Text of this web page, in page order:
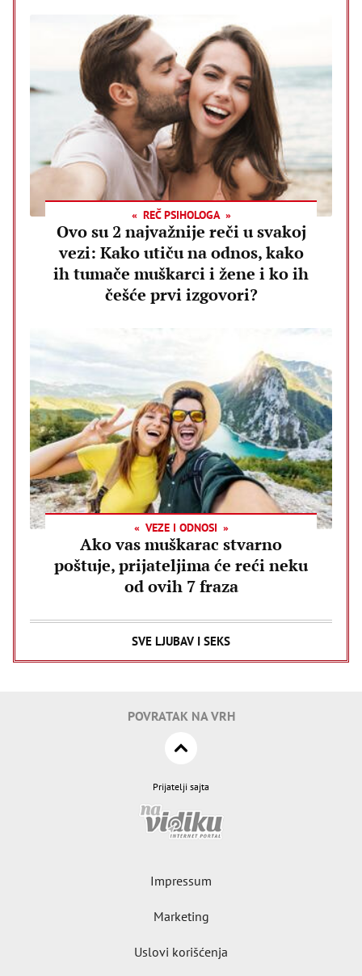
REČ PSIHOLOGA
Ovo su 2 najvažnije reči u svakoj
vezi: Kako utiču na odnos, kako
ih tumače muškarci i žene i ko ih
češće prvi izgovori?
VEZE I ODNOSI
Ako vas muškarac stvarno
poštuje, prijateljima će reći neku
od ovih 7 fraza
SVE LJUBAV I SEKS
POVRATAK NA VRH
Prijatelji sajta
Impressum
Marketing
Uslovi korišćenja